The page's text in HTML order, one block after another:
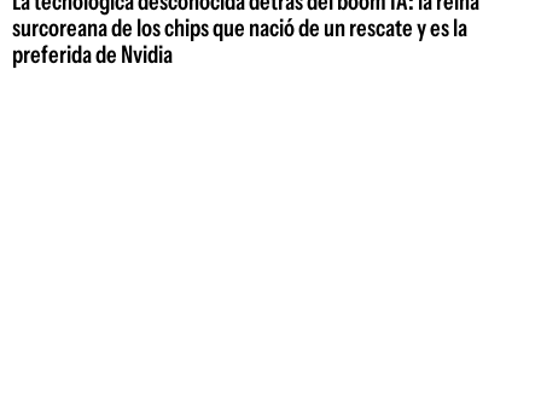
surcoreana de los chips que nació de un rescate y es la
preferida de Nvidia